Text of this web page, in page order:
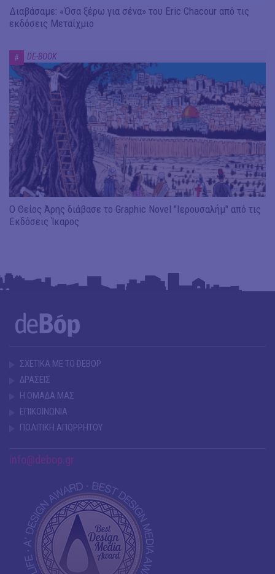
Διαβάσαμε: «Όσα ξέρω για σένα» του Eric Chacour από τις
εκδόσεις Μεταίχμιο
# DE-BOOK
Ο Θείος Άρης διάβασε το Graphic Novel "Ιερουσαλήμ" από τις
Εκδόσεις Ίκαρος
ΣΧΕΤΙΚΑ ΜΕ ΤΟ DEBOP
ΔΡΑΣΕΙΣ
Η ΟΜΑΔΑ ΜΑΣ
ΕΠΙΚΟΙΝΩΝΙΑ
ΠΟΛΙΤΙΚΗ ΑΠΟΡΡΗΤΟΥ
info@debop.gr